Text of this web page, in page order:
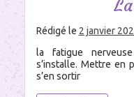
Rédigé le 2 janvier
la fatigue
s’installe. Mettre en
s’en sortir